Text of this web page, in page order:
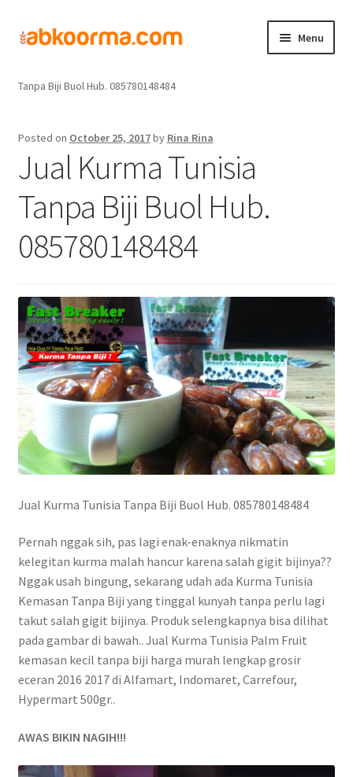
Menu
Home
Cara Order
Hubungi Kami
Tanpa Biji Buol Hub. 085780148484
Posted on October 25, 2017by Rina Rina
Jual Kurma Tunisia
Tanpa Biji Buol Hub.
085780148484
Jual Kurma Tunisia Tanpa Biji Buol Hub. 085780148484
Pernah nggak sih, pas lagi enak-enaknya nikmatin
kelegitan kurma malah hancur karena salah gigit bijinya??
Nggak usah bingung, sekarang udah ada Kurma Tunisia
Kemasan Tanpa Biji yang tinggal kunyah tanpa perlu lagi
takut salah gigit bijinya. Produk selengkapnya bisa dilihat
pada gambar di bawah.. Jual Kurma Tunisia Palm Fruit
kemasan kecil tanpa biji harga murah lengkap grosir
eceran 2016 2017 di Alfamart, Indomaret, Carrefour,
Hypermart 500gr..
AWAS BIKIN NAGIH!!!